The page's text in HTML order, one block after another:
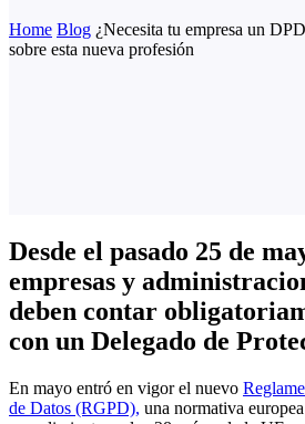
Home Blog ¿Necesita tu empresa un
sobre esta nueva profesión
Desde el pasado 25 de
empresas y
deben contar
con un Delegado de
En mayo entró en vigor el nuevo
de Datos (RGPD), una normativa